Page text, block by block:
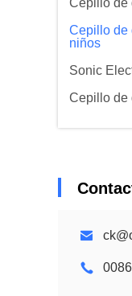
Cepillo de
Cepillo de
niños
Sonic
Cepillo de